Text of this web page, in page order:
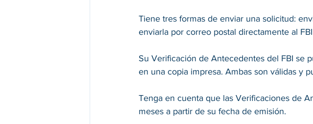
Tiene tres formas de enviar una solicitud:
enviarla por correo postal directamente al
Su Verificación de Antecedentes del FBI se
en una copia impresa. Ambas son válidas y
Tenga en cuenta que las Verificaciones de
meses a partir de su fecha de emisión.